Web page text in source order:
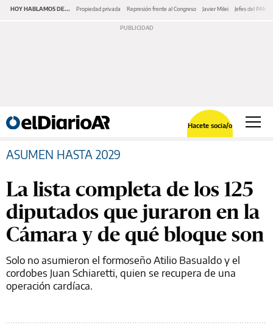
HOY HABLAMOS DE... Propiedad privada Represión frente al Congreso Javier Milei Jefes del PAMI
Hacete socia/o
ASUMEN HASTA 2029
La lista completa de los 125
diputados que juraron en la
Cámara y de qué bloque son
Solo no asumieron el formoseño Atilio Basualdo y el
cordobes Juan Schiaretti, quien se recupera de una
operación cardíaca.